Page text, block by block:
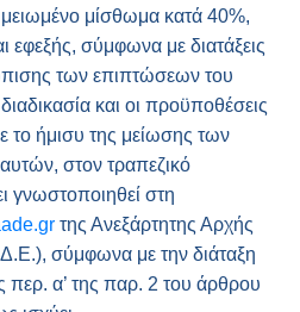
μίσθωμα κατά 40%,
εφεξής, σύμφωνα με διατάξεις
των επιπτώσεων του
και οι προϋποθέσεις
το ήμισυ της μείωσης των
στον τραπεζικό
γνωστοποιηθεί στη
της Ανεξάρτητης Αρχής
σύμφωνα με την διάταξη
περ. α’ της παρ. 2 του άρθρου